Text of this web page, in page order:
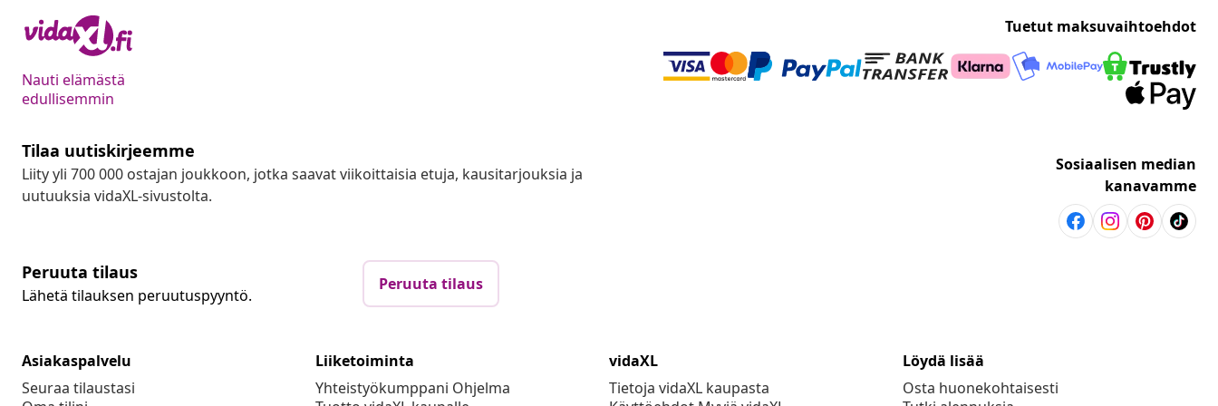
Nauti elämästä
edullisemmin
Tuetut maksuvaihtoehdot
Tilaa uutiskirjeemme
Liity yli 700 000 ostajan joukkoon, jotka saavat viikoittaisia etuja, kausitarjouksia ja
uutuuksia vidaXL-sivustolta.
Sosiaalisen median
kanavamme
Peruuta tilaus
Lähetä tilauksen peruutuspyyntö.
Peruuta tilaus
Asiakaspalvelu
Seuraa tilaustasi
Liiketoiminta
Yhteistyökumppani Ohjelma
vidaXL
Tietoja vidaXL kaupasta
Löydä lisää
Osta huonekohtaisesti